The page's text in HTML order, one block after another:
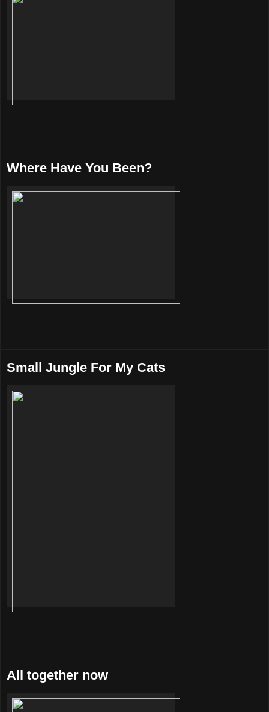
Where Have You Been?
Small Jungle For My Cats
All together now